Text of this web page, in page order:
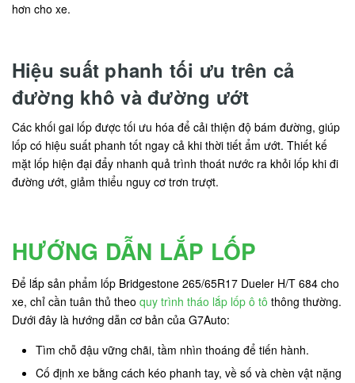
hơn cho xe.
Hiệu suất phanh tối ưu trên cả
đường khô và đường ướt
Các khối gai lốp được tối ưu hóa để cải thiện độ bám đường, giúp
lốp có hiệu suất phanh tốt ngay cả khi thời tiết ẩm ướt. Thiết kế
mặt lốp hiện đại đẩy nhanh quả trình thoát nước ra khỏi lốp khi đi
đường ướt, giảm thiểu nguy cơ trơn trượt.
HƯỚNG DẪN LẮP LỐP
Để lắp sản phẩm lốp Bridgestone 265/65R17 Dueler H/T 684 cho
xe, chỉ cần tuân thủ theo quy trình tháo lắp lốp ô tô thông thường.
Dưới đây là hướng dẫn cơ bản của G7Auto:
Tìm chỗ đậu vững chãi, tầm nhìn thoáng để tiến hành.
Cố định xe bằng cách kéo phanh tay, về số và chèn vật nặng